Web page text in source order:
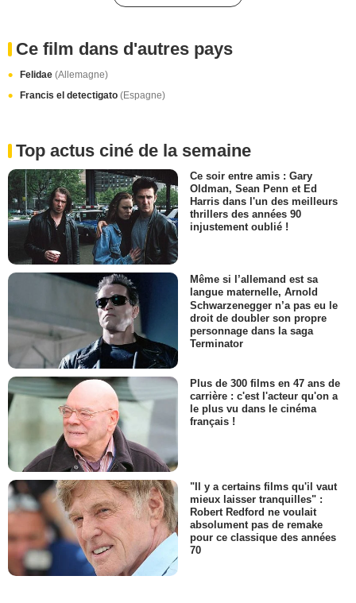
Ce film dans d'autres pays
Felidae (Allemagne)
Francis el detectigato (Espagne)
Top actus ciné de la semaine
Ce soir entre amis : Gary
Oldman, Sean Penn et Ed
Harris dans l'un des meilleurs
thrillers des années 90
injustement oublié !
Même si l’allemand est sa
langue maternelle, Arnold
Schwarzenegger n’a pas eu le
droit de doubler son propre
personnage dans la saga
Terminator
Plus de 300 films en 47 ans de
carrière : c'est l'acteur qu'on a
le plus vu dans le cinéma
français !
"Il y a certains films qu'il vaut
mieux laisser tranquilles" :
Robert Redford ne voulait
absolument pas de remake
pour ce classique des années
70